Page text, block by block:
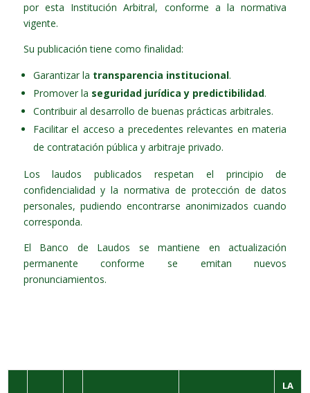
por esta Institución Arbitral, conforme a la normativa
vigente.
Su publicación tiene como finalidad:
Garantizar la transparencia institucional.
Promover la seguridad jurídica y predictibilidad.
Contribuir al desarrollo de buenas prácticas arbitrales.
Facilitar el acceso a precedentes relevantes en materia
de contratación pública y arbitraje privado.
Los laudos publicados respetan el principio de
confidencialidad y la normativa de protección de datos
personales, pudiendo encontrarse anonimizados cuando
corresponda.
El Banco de Laudos se mantiene en actualización
permanente conforme se emitan nuevos
pronunciamientos.
LA